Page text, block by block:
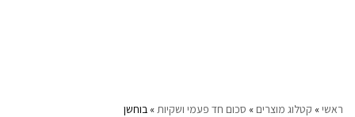
ראשי» קטלוג מוצרים » סכום חד פעמי ושקיות» בוחשן